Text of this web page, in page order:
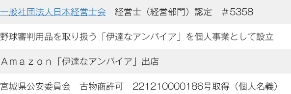
一般社団法人日本経営士会 経営士（経営部門）認定 ＃5358
野球審判用品を取り扱う「伊達なアンパイア」を個人事業として設立
Ａｍａｚｏｎ「伊達なアンパイア」出店
宮城県公安委員会 古物商許可 221210000186号取得（個人名義）